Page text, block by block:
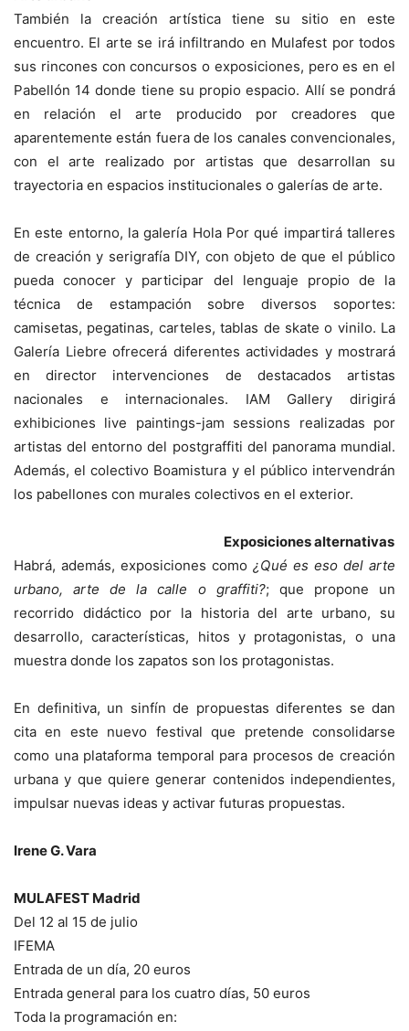
También la creación artística tiene su sitio en este
encuentro. El arte se irá infiltrando en Mulafest por todos
sus rincones con concursos o exposiciones, pero es en el
Pabellón 14 donde tiene su propio espacio. Allí se pondrá
en relación el arte producido por creadores que
aparentemente están fuera de los canales convencionales,
con el arte realizado por artistas que desarrollan su
trayectoria en espacios institucionales o galerías de arte.
En este entorno, la galería Hola Por qué impartirá talleres
de creación y serigrafía DIY, con objeto de que el público
pueda conocer y participar del lenguaje propio de la
técnica de estampación sobre diversos soportes:
camisetas, pegatinas, carteles, tablas de skate o vinilo. La
Galería Liebre ofrecerá diferentes actividades y mostrará
en director intervenciones de destacados artistas
nacionales e internacionales. IAM Gallery dirigirá
exhibiciones live paintings-jam sessions realizadas por
artistas del entorno del postgraffiti del panorama mundial.
Además, el colectivo Boamistura y el público intervendrán
los pabellones con murales colectivos en el exterior.
Exposiciones alternativas
Habrá, además, exposiciones como ¿Qué es eso del arte
urbano, arte de la calle o graffiti?; que propone un
recorrido didáctico por la historia del arte urbano, su
desarrollo, características, hitos y protagonistas, o una
muestra donde los zapatos son los protagonistas.
En definitiva, un sinfín de propuestas diferentes se dan
cita en este nuevo festival que pretende consolidarse
como una plataforma temporal para procesos de creación
urbana y que quiere generar contenidos independientes,
impulsar nuevas ideas y activar futuras propuestas.
Irene G. Vara
MULAFEST Madrid
Del 12 al 15 de julio
IFEMA
Entrada de un día, 20 euros
Entrada general para los cuatro días, 50 euros
Toda la programación en: